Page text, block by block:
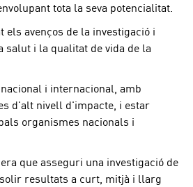
tota la seva potencialitat.
els avenços de la investigació i
i la qualitat de vida de la
i internacional, amb
d'alt nivell d'impacte, i estar
organismes nacionals i
que asseguri una investigació de
resultats a curt, mitjà i llarg